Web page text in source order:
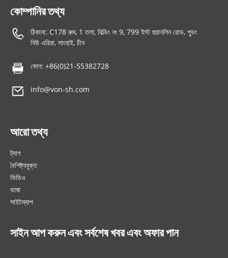
কোম্পানির তথ্য
ঠিকানা: C178 রুম, 1 তলা, বিল্ডিং নং 9, 799 ইস্ট হুয়ানলিন রোড, পুডং
নিউ এরিয়া, সাংহাই, চীন
ফোন: +86(0)21-55382728
info@von-sh.com
আরো তথ্য
ট্যাগ
বৈশিষ্ট্যযুক্ত
ভিডিও
ভাষা
সাইটম্যাপ
সাইন আপ করুন এবং সর্বশেষ খবর এবং অফার পান